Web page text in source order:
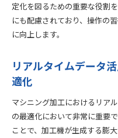
定化を図るための重要な役割
にも配慮されており、操作の
に向上します。
リアルタイムデータ
適化
マシニング加工におけるリア
の最適化において非常に重要
ことで、加工機が生成する膨